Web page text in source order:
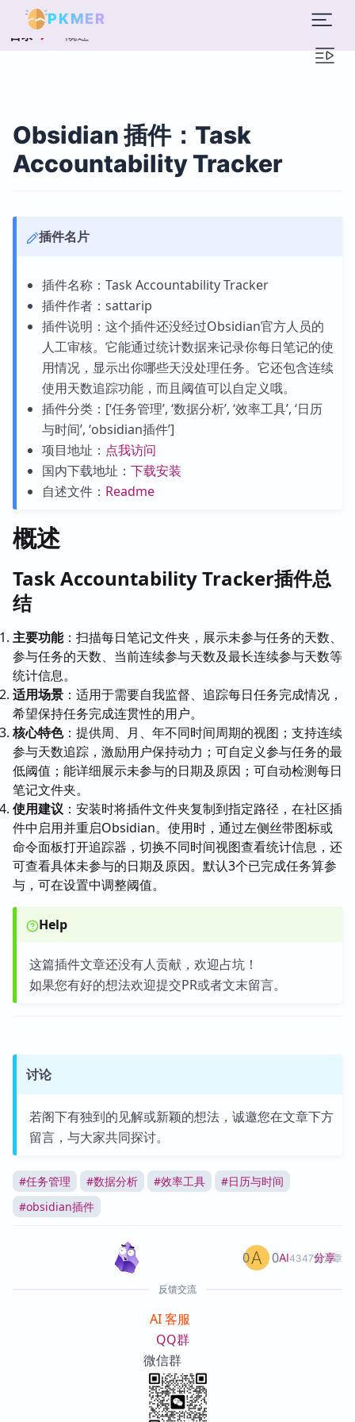
PKMER
目录 概述
Obsidian 插件：Task
Accountability Tracker
插件名片
插件名称：Task Accountability Tracker
插件作者：sattarip
插件说明：这个插件还没经过Obsidian官方人员的
人工审核。它能通过统计数据来记录你每日笔记的使
用情况，显示出你哪些天没处理任务。它还包含连续
使用天数追踪功能，而且阈值可以自定义哦。
插件分类：[‘任务管理’, ‘数据分析’, ‘效率工具’, ‘日历
与时间’, ‘obsidian插件’]
项目地址： 点我访问
国内下载地址： 下载安装
自述文件： Readme
概述
Task Accountability Tracker插件总
结
主要功能：扫描每日笔记文件夹，展示未参与任务的天数、
参与任务的天数、当前连续参与天数及最长连续参与天数等
统计信息。
适用场景 ：适用于需要自我监督、追踪每日任务完成情况，
希望保持任务完成连贯性的用户。
核心特色：提供周、月、年不同时间周期的视图；支持连续
参与天数追踪，激励用户保持动力；可自定义参与任务的最
低阈值；能详细展示未参与的日期及原因；可自动检测每日
笔记文件夹。
使用建议 ：安装时将插件文件夹复制到指定路径，在社区插
件中启用并重启Obsidian。使用时，通过左侧丝带图标或
命令面板打开追踪器，切换不同时间视图查看统计信息，还
可查看具体未参与的日期及原因。默认3个已完成任务算参
与，可在设置中调整阈值。
Help
这篇插件文章还没有人贡献，欢迎占坑！
如果您有好的想法欢迎提交PR或者文末留言。
讨论
若阁下有独到的见解或新颖的想法，诚邀您在文章下方
留言，与大家共同探讨。
#任务管理 #数据分析 #效率工具 #日历与时间
#obsidian插件
AI4347篇文章
0 0 分享
反馈交流
AI 客服
QQ群
微信群